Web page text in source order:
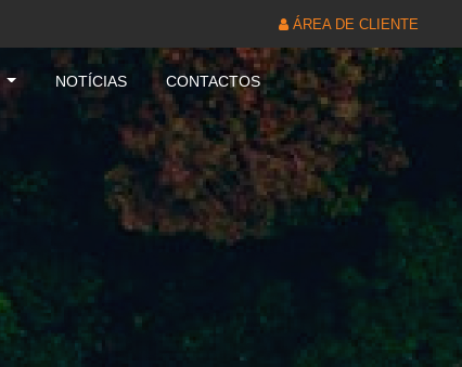
ÁREA DE CLIENTE
NOTÍCIAS CONTACTOS